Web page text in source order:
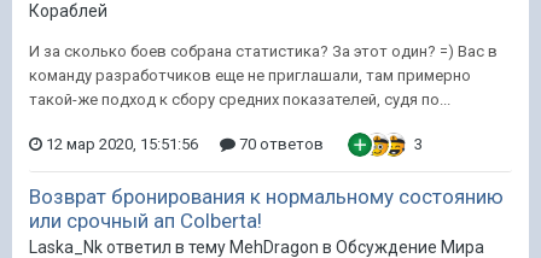
Кораблей
И за сколько боев собрана статистика? За этот один? =) Вас в
команду разработчиков еще не приглашали, там примерно
такой-же подход к сбору средних показателей, судя по...
12 мар 2020, 15:51:56 70 ответов 3
Возврат бронирования к нормальному состоянию
или срочный ап Colberta!
Laska_Nk ответил в тему MehDragon в Обсуждение Мира